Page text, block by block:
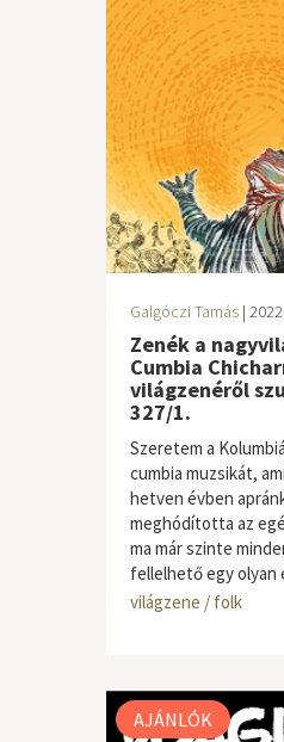
Galgóczi Tamás |
Zenék a
Cumbia
világzenéről
327/1.
Szeretem a
cumbia muzsikát,
hetven évben
meghódította az
ma már szinte
fellelhető egy olyan
világzene / folk
AJÁNLÓK